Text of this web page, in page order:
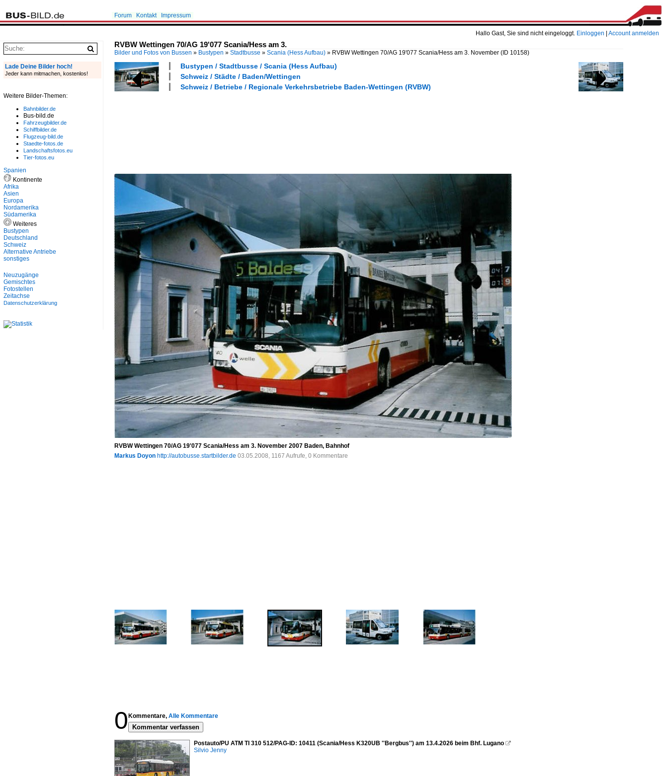
Hallo Gast, Sie sind nicht eingeloggt. Einloggen Account anmelden
Forum Kontakt Impressum
RVBW Wettingen 70/AG 19'077 Scania/Hess am 3.
Bilder und Fotos von Bussen » Bustypen » Stadtbusse » Scania (Hess Aufbau) » RVBW Wettingen 70/AG 19'077 Scania/Hess am 3. November (ID 10158)
Bustypen / Stadtbusse / Scania (Hess Aufbau)
Schweiz / Städte / Baden/Wettingen
Schweiz / Betriebe / Regionale Verkehrsbetriebe Baden-Wettingen (RVBW)
RVBW Wettingen 70/AG 19'077 Scania/Hess am 3. November 2007 Baden, Bahnhof
Markus Doyon http://autobusse.startbilder.de 03.05.2008, 1167 Aufrufe, 0 Kommentare
0 Kommentare, Alle Kommentare
Kommentar verfassen
Postauto/PU ATM TI 310 512/PAG-ID: 10411 (Scania/Hess K320UB ''Bergbus'') am 13.4.2026 beim Bhf. Lugano 
Silvio Jenny
Lade Deine Bilder hoch!
Jeder kann mitmachen, kostenlos!
Weitere Bilder-Themen:
Bahnbilder.de
Bus-bild.de
Fahrzeugbilder.de
Schiffbilder.de
Flugzeug-bild.de
Staedte-fotos.de
Landschaftsfotos.eu
Tier-fotos.eu
Spanien
Kontinente
Afrika
Asien
Europa
Nordamerika
Südamerika
Weiteres
Bustypen
Deutschland
Schweiz
Alternative Antriebe
sonstiges
Neuzugänge
Gemischtes
Fotostellen
Zeitachse
Datenschutzerklärung